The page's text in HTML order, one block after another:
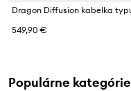
549,90 €
Populárne kategórie